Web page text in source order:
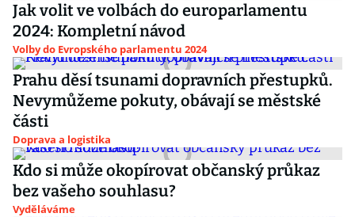
Jak volit ve volbách do europarlamentu
2024: Kompletní návod
Volby do Evropského parlamentu 2024
Prahu děsí tsunami dopravních přestupků.
Nevymůžeme pokuty, obávají se městské
části
Doprava a logistika
Kdo si může okopírovat občanský průkaz
bez vašeho souhlasu?
Vyděláváme